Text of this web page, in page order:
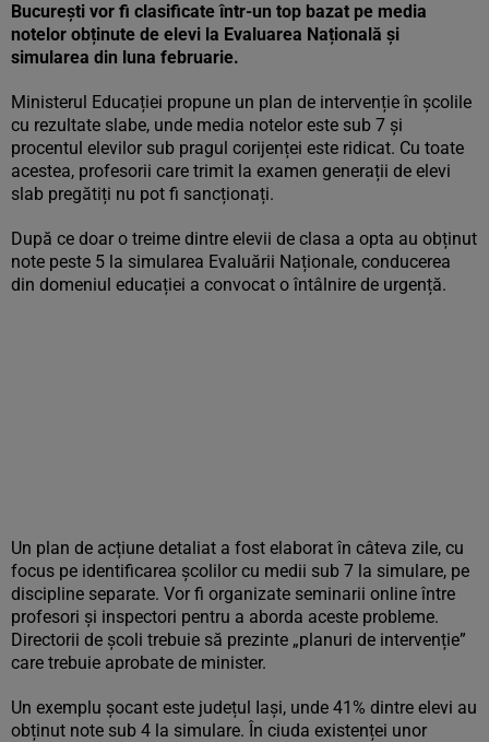
București vor fi clasificate într-un top bazat pe media
notelor obținute de elevi la Evaluarea Națională și
simularea din luna februarie.
Ministerul Educației propune un plan de intervenție în școlile
cu rezultate slabe, unde media notelor este sub 7 și
procentul elevilor sub pragul corijenței este ridicat. Cu toate
acestea, profesorii care trimit la examen generații de elevi
slab pregătiți nu pot fi sancționați.
După ce doar o treime dintre elevii de clasa a opta au obținut
note peste 5 la simularea Evaluării Naționale, conducerea
din domeniul educației a convocat o întâlnire de urgență.
Un plan de acțiune detaliat a fost elaborat în câteva zile, cu
focus pe identificarea școlilor cu medii sub 7 la simulare, pe
discipline separate. Vor fi organizate seminarii online între
profesori și inspectori pentru a aborda aceste probleme.
Directorii de școli trebuie să prezinte „planuri de intervenție”
care trebuie aprobate de minister.
Un exemplu șocant este județul Iași, unde 41% dintre elevi au
obținut note sub 4 la simulare. În ciuda existenței unor